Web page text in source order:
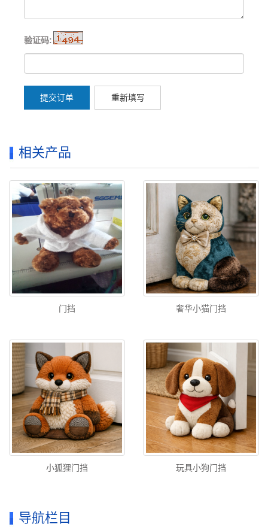
验证码:
提交订单 重新填写
相关产品
门挡 奢华小猫门挡
小狐狸门挡 玩具小狗门挡
导航栏目